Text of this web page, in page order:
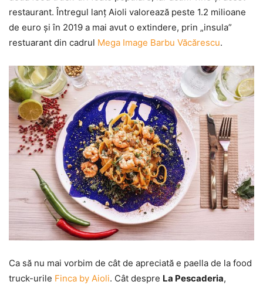
restaurant. Întregul lanţ Aioli valorează peste 1.2 milioane
de euro şi în 2019 a mai avut o extindere, prin „insula”
restuarant din cadrul Mega Image Barbu Văcărescu.
Ca să nu mai vorbim de cât de apreciată e paella de la food
truck-urile Finca by Aioli. Cât despre La Pescaderia,